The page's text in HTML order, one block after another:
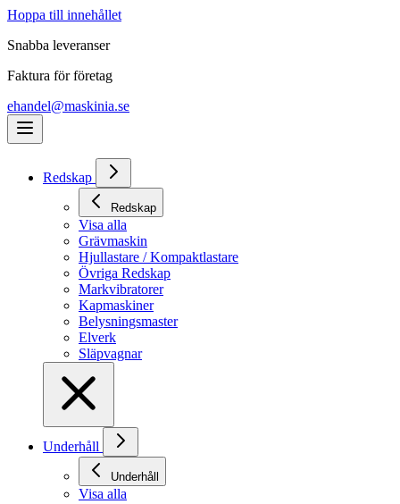
Hoppa till innehållet
Snabba leveranser
Faktura för företag
ehandel@maskinia.se
Redskap
Redskap
Visa alla
Grävmaskin
Hjullastare / Kompaktlastare
Övriga Redskap
Markvibratorer
Kapmaskiner
Belysningsmaster
Elverk
Släpvagnar
Underhåll
Underhåll
Visa alla